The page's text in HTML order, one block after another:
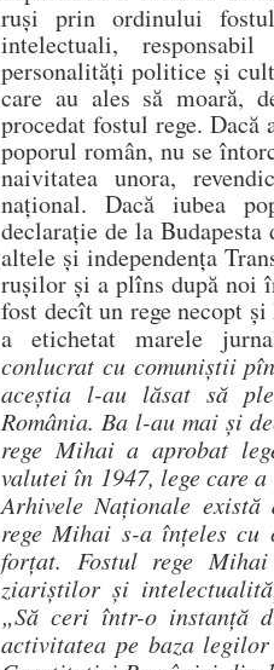
ruşi prin ordinului
intelectuali,
personalităţi politice şi
care au ales să moară,
procedat fostul rege.
poporul român, nu se
naivitatea unora,
naţional. Dacă iubea
declaraţie de la
altele şi independenţa
ruşilor şi a plîns după noi
fost decît un rege necopt
a etichetat marele
conlucrat cu comuniştii
aceştia l-au lăsat să
România. Ba l-au mai şi
rege Mihai a aprobat
valutei în 1947, lege care
Arhivele Naţionale există
rege Mihai s-a înţeles
forţat. Fostul rege
ziariştilor şi
„Să ceri într-o instanţă
activitatea pe baza